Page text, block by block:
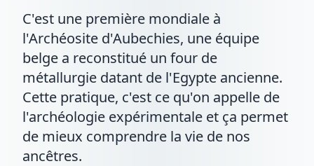
C'est une première mondiale à
l'Archéosite d'Aubechies, une équipe
belge a reconstitué un four de
métallurgie datant de l'Egypte ancienne.
Cette pratique, c'est ce qu'on appelle de
l'archéologie expérimentale et ça permet
de mieux comprendre la vie de nos
ancêtres.